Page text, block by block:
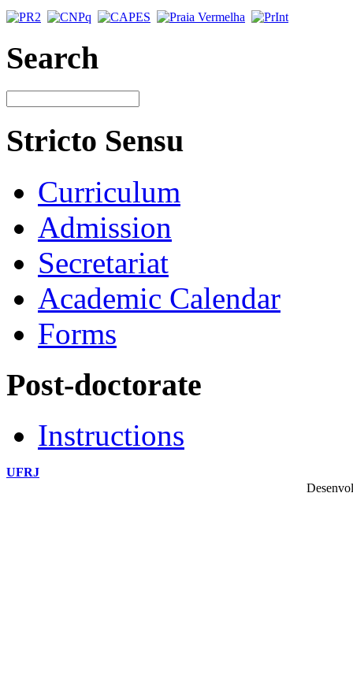
Search
Stricto Sensu
Curriculum
Admission
Secretariat
Academic Calendar
Forms
Post-doctorate
Instructions
UFRJ